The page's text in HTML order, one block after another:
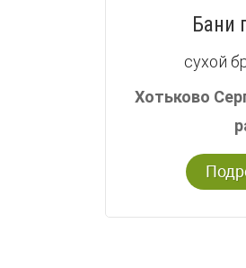
Бани
сухой
Хотьково